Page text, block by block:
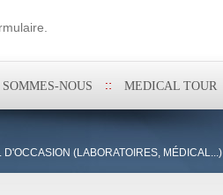
NOUS MEDICAL TOUR
D'OCCASION (LABORATOIRES, MÉDICAL...)